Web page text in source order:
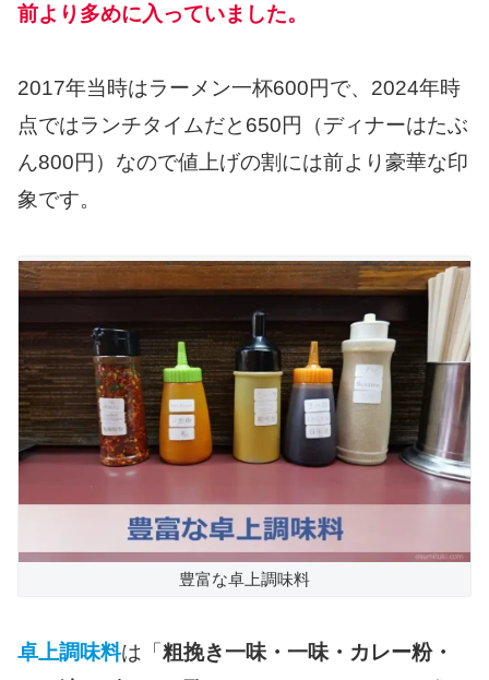
前より多めに入っていました。
2017年当時はラーメン一杯600円で、2024年時
点ではランチタイムだと650円（ディナーはたぶ
ん800円）なので値上げの割には前より豪華な印
象です。
豊富な卓上調味料
卓上調味料は「粗挽き一味・一味・カレー粉・